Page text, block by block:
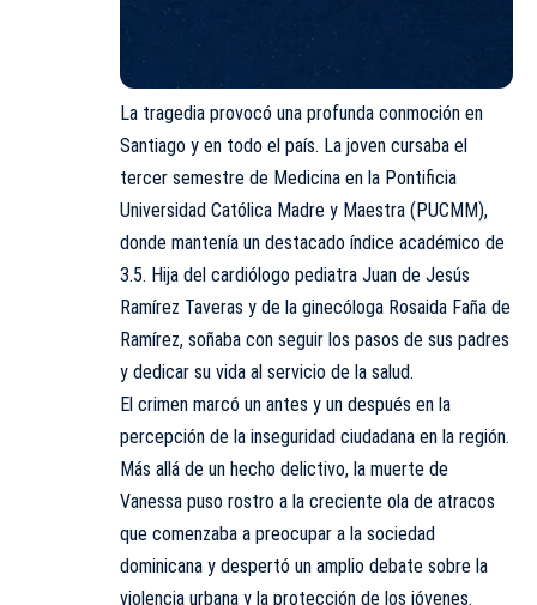
La tragedia provocó una profunda conmoción en
Santiago y en todo el país. La joven cursaba el
tercer semestre de Medicina en la Pontificia
Universidad Católica Madre y Maestra (PUCMM),
donde mantenía un destacado índice académico de
3.5. Hija del cardiólogo pediatra Juan de Jesús
Ramírez Taveras y de la ginecóloga Rosaida Faña de
Ramírez, soñaba con seguir los pasos de sus padres
y dedicar su vida al servicio de la salud.
El crimen marcó un antes y un después en la
percepción de la inseguridad ciudadana en la región.
Más allá de un hecho delictivo, la muerte de
Vanessa puso rostro a la creciente ola de atracos
que comenzaba a preocupar a la sociedad
dominicana y despertó un amplio debate sobre la
violencia urbana y la protección de los jóvenes.